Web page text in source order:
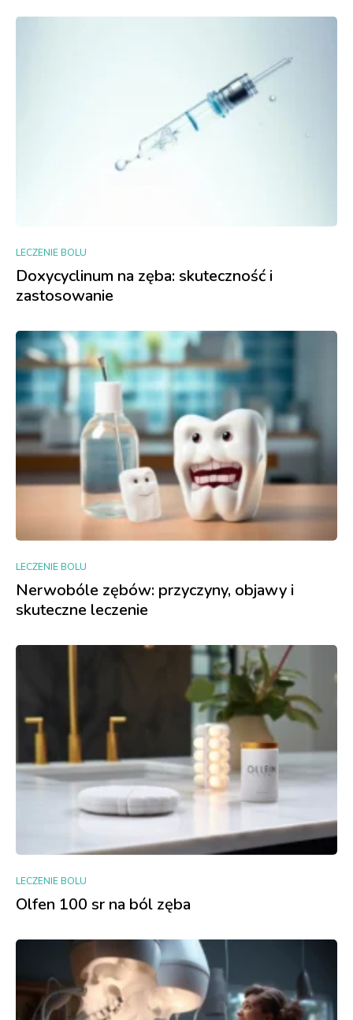
LECZENIE BOLU
Doxycyclinum na zęba: skuteczność i
zastosowanie
LECZENIE BOLU
Nerwobóle zębów: przyczyny, objawy i
skuteczne leczenie
LECZENIE BOLU
Olfen 100 sr na ból zęba